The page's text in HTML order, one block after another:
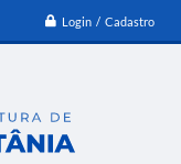
Login / Cadastro